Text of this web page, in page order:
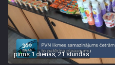
pirms 1 dienas, 21 stundas